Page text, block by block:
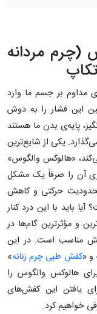
مردانه
مداوم بر جسم ما وارد
این فشار را به دوش
پایه‌ی بدن ما هستند
یکی از شایع‌ترین
«هالوکس والگوس»
آن را صرفاً یک مشکل
محدودیت حرکتی و کاهش
باید با این درد کنار
و مؤثرترین گام‌ها در
مناسب است. در این
و «کفش طبی چرم زنانه»
هالوکس والگوس را
یافتن این کفش‌های
خواهیم کرد.